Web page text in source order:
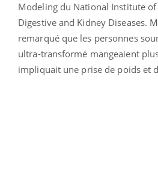
Modeling du National Institute of
Digestive and Kidney Diseases.
remarqué que les personnes
ultra-transformé mangeaient
impliquait une prise de poids et